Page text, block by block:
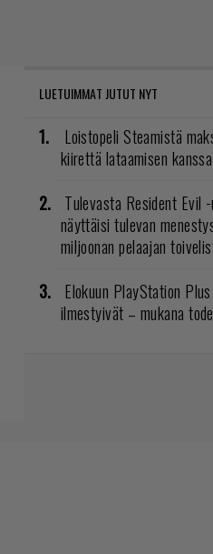
LUETUIMMAT JUTUT NYT
Loistopeli Steamistä
kiirettä lataamisen kanssa
Tulevasta Resident Evil
näyttäisi tulevan
miljoonan pelaajan
Elokuun PlayStation
ilmestyivät – mukana